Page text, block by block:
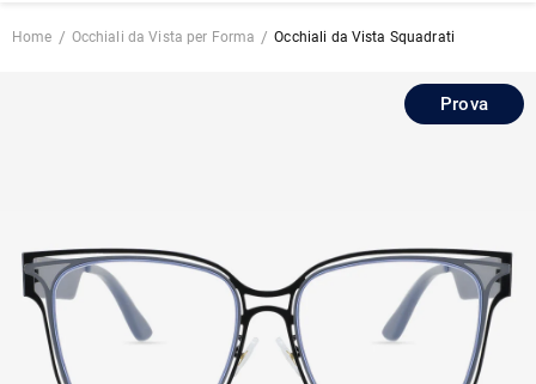
Home Occhiali da Vista per Forma Occhiali da Vista Squadrati
Prova